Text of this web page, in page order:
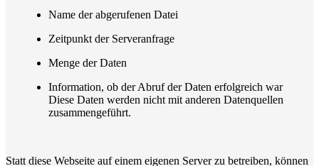
Name der abgerufenen Datei
Zeitpunkt der Serveranfrage
Menge der Daten
Information, ob der Abruf der Daten erfolgreich war
Diese Daten werden nicht mit anderen Datenquellen
zusammengeführt.
Statt diese Webseite auf einem eigenen Server zu betreiben, können